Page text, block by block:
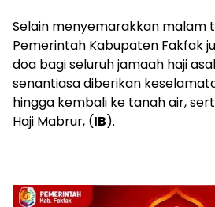
​Selain menyemarakkan malam
Pemerintah Kabupaten Fakfak
doa bagi seluruh jamaah haji
senantiasa diberikan
hingga kembali ke tanah air,
Haji Mabrur, (IB).